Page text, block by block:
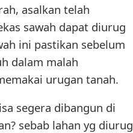
asalkan telah
sawah dapat diurug
ini pastikan sebelum
dalam malah
urugan tanah.
segera dibangun di
sebab lahan yg diurug